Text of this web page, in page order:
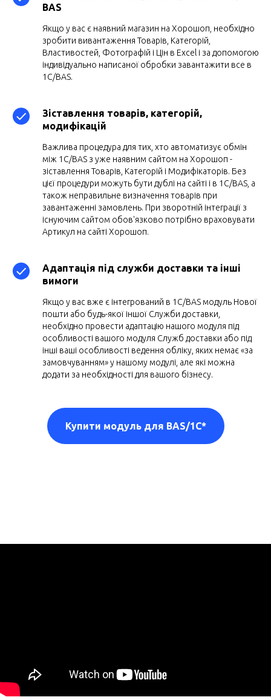
BAS
Якщо у вас є наявний магазин на Хорошоп, необхідно
зробити вивантаження Товарів, Категорій,
Властивостей, Фотографій і Цін в Excel і за допомогою
індивідуально написаної обробки завантажити все в
1C/BAS.
Зіставлення товарів, категорій,
модифікацій
Важлива процедура для тих, хто автоматизує обмін
між 1С/BAS з уже наявним сайтом на Хорошоп -
зіставлення Товарів, Категорій і Модифікаторів. Без
цієї процедури можуть бути дублі на сайті і в 1С/BAS, а
також неправильне визначення товарів при
завантаженні замовлень. При зворотній інтеграції з
існуючим сайтом обов'язково потрібно враховувати
Артикул на сайті Хорошоп.
Адаптація під служби доставки та інші
вимоги
Якщо у вас вже є інтегрований в 1С/BAS модуль Нової
пошти або будь-якої іншої Служби доставки,
необхідно провести адаптацію нашого модуля під
особливості вашого модуля Служб доставки або під
інші ваші особливості ведення обліку, яких немає «за
замовчуванням» у нашому модулі, але які можна
додати за необхідності для вашого бізнесу.
Купити модуль для BAS/1C*